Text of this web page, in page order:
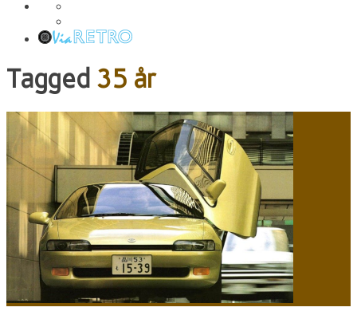
Tagged 35 år